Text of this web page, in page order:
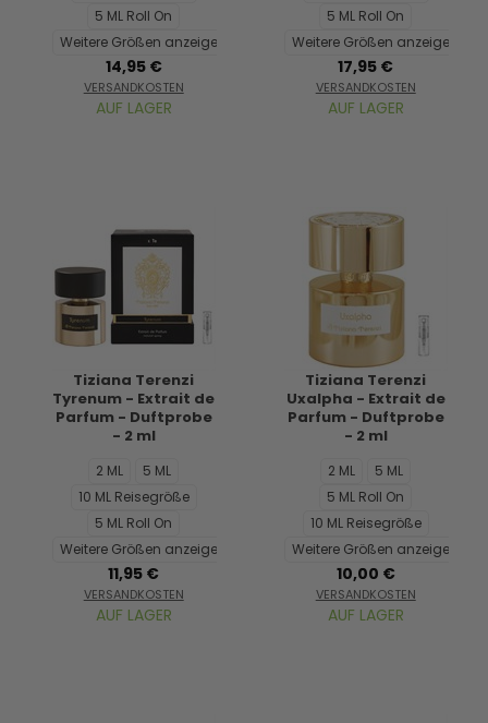
5 ML Roll On
Weitere Größen anzeigen...
14,95 €
VERSANDKOSTEN
AUF LAGER
5 ML Roll On
Weitere Größen anzeigen...
17,95 €
VERSANDKOSTEN
AUF LAGER
Tiziana Terenzi
Tyrenum - Extrait de
Parfum - Duftprobe
- 2 ml
2 ML
5 ML
10 ML Reisegröße
5 ML Roll On
Weitere Größen anzeigen...
11,95 €
VERSANDKOSTEN
AUF LAGER
Tiziana Terenzi
Uxalpha - Extrait de
Parfum - Duftprobe
- 2 ml
2 ML
5 ML
5 ML Roll On
10 ML Reisegröße
Weitere Größen anzeigen...
10,00 €
VERSANDKOSTEN
AUF LAGER